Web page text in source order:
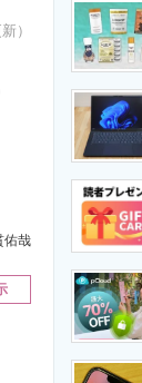
リーダーのコミュニティ
業のIT導入・活用を支援
ネルギーの専門メディア
）
佑哉